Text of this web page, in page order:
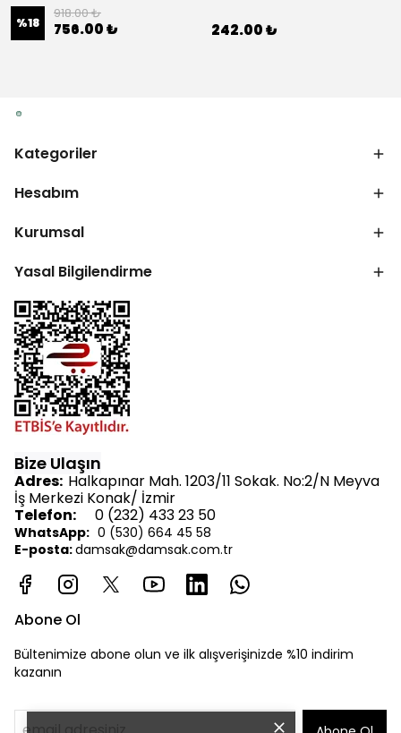
%18
918.00 ₺
756.00 ₺ 242.00 ₺
Kategoriler
Hesabım
Kurumsal
Yasal Bilgilendirme
Bize Ulaşın
Adres: Halkapınar Mah. 1203/11 Sokak. No:2/N Meyva
İş Merkezi Konak/ İzmir
Telefon: 0 (232) 433 23 50
WhatsApp: 0 (530) 664 45 58
E-posta:damsak@damsak.com.tr
Abone Ol
Bültenimize abone olun ve ilk alışverişinizde %10 indirim
kazanın